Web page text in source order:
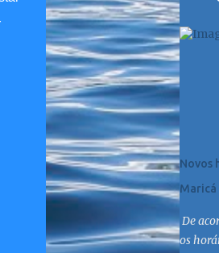
Novos
Maricá
De
os